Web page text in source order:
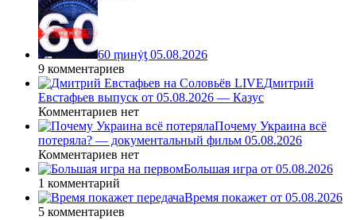
60 ṃинẏƫ 05.08.2026
9 комментариев
Дмитрий
Евстафьев выпуск от 05.08.2026 — Казус
Комментариев нет
Почему Украина всё
потеряла? — документальный фильм 05.08.2026
Комментариев нет
Большая игра от 05.08.2026
1 комментарий
Время покажет от 05.08.2026
5 комментариев